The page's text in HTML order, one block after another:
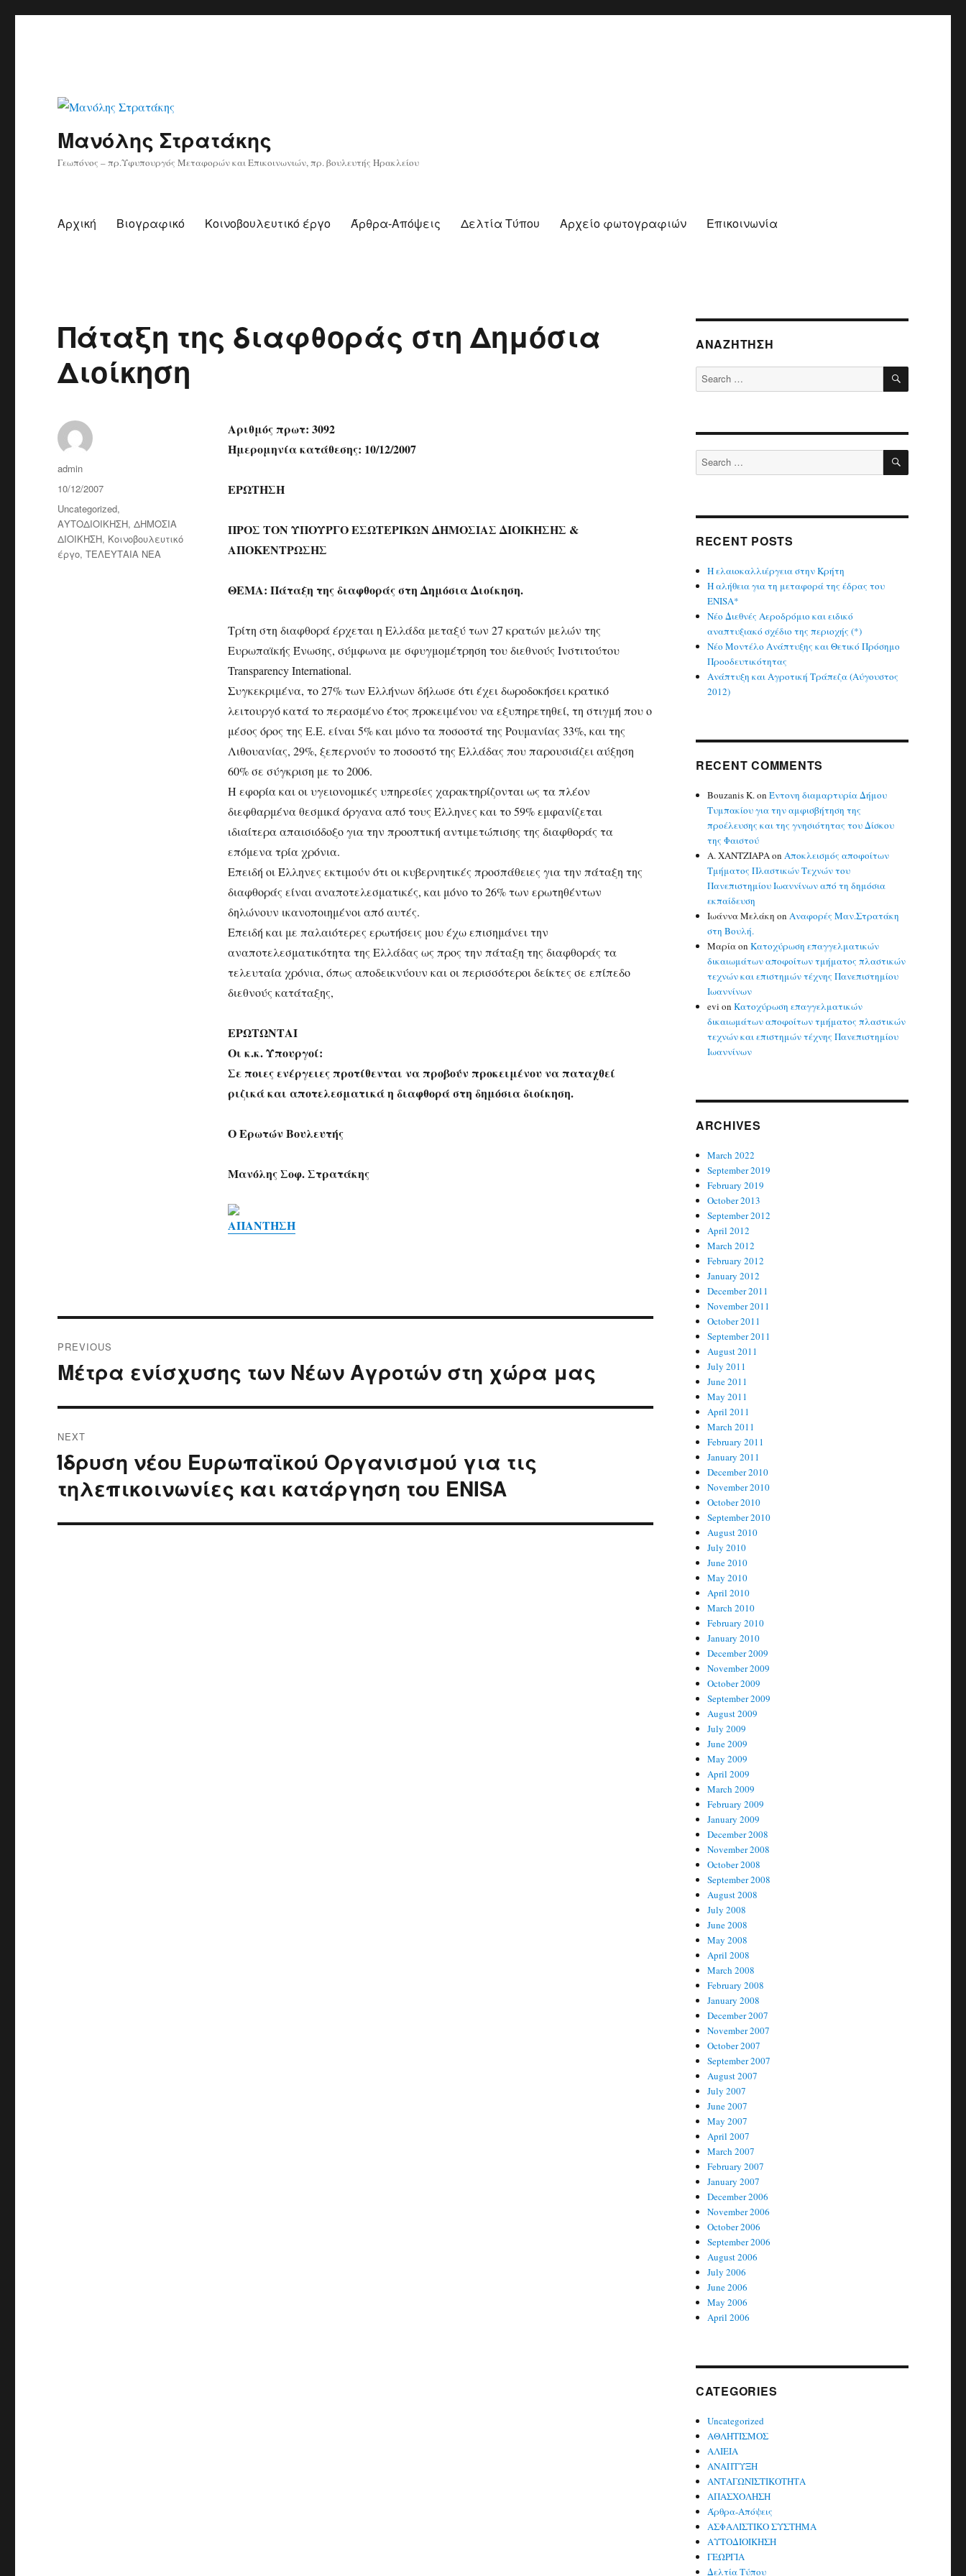
Μανόλης Στρατάκης
Γεωπόνος – πρ.Υφυπουργός Μεταφορών και Επικοινωνιών, πρ. βουλευτής Ηρακλείου
Αρχική Βιογραφικό Κοινοβουλευτικό έργο Άρθρα-Απόψεις Δελτία Τύπου Αρχείο φωτογραφιών Επικοινωνία
Πάταξη της διαφθοράς στη Δημόσια
Διοίκηση
Αριθμός πρωτ: 3092
Ημερομηνία κατάθεσης: 10/12/2007
ΕΡΩΤΗΣΗ
ΠΡΟΣ ΤΟΝ ΥΠΟΥΡΓΟ ΕΣΩΤΕΡΙΚΩΝ ΔΗΜΟΣΙΑΣ ΔΙΟΙΚΗΣΗΣ &
ΑΠΟΚΕΝΤΡΩΣΗΣ
ΘΕΜΑ: Πάταξη της διαφθοράς στη Δημόσια Διοίκηση.
Τρίτη στη διαφθορά έρχεται η Ελλάδα μεταξύ των 27 κρατών μελών της
Ευρωπαϊκής Ένωσης, σύμφωνα με σφυγμομέτρηση του διεθνούς Ινστιτούτου
Transparency International.
Συγκεκριμένα, το 27% των Ελλήνων δήλωσε ότι έχει δωροδοκήσει κρατικό
λειτουργό κατά το περασμένο έτος προκειμένου να εξυπηρετηθεί, τη στιγμή που ο
μέσος όρος της Ε.Ε. είναι 5% και μόνο τα ποσοστά της Ρουμανίας 33%, και της
Λιθουανίας, 29%, ξεπερνούν το ποσοστό της Ελλάδας που παρουσιάζει αύξηση
60% σε σύγκριση με το 2006.
Η εφορία και οι υγειονομικές υπηρεσίες χαρακτηρίζονται ως τα πλέον
διεφθαρμένα θεσμικά όργανα από τους Έλληνες και το 59% εμφανίζεται
ιδιαίτερα απαισιόδοξο για την προοπτική αντιμετώπισης της διαφθοράς τα
επόμενα τρία χρόνια.
Επειδή οι Έλληνες εκτιμούν ότι οι κυβερνητικές προσπάθειες για την πάταξη της
διαφθοράς είναι αναποτελεσματικές, και μόνο το 26% των ερωτηθέντων
δηλώνουν ικανοποιημένοι από αυτές.
Επειδή και με παλαιότερες ερωτήσεις μου έχω επισημάνει την
αναποτελεσματικότητα της Ελλάδας ως προς την πάταξη της διαφθοράς τα
τελευταία χρόνια, όπως αποδεικνύουν και οι περισσότεροι δείκτες σε επίπεδο
διεθνούς κατάταξης,
ΕΡΩΤΩΝΤΑΙ
Οι κ.κ. Υπουργοί:
Σε ποιες ενέργειες προτίθενται να προβούν προκειμένου να παταχθεί
ριζικά και αποτελεσματικά η διαφθορά στη δημόσια διοίκηση.
Ο Ερωτών Βουλευτής
Μανόλης Σοφ. Στρατάκης
ΑΠΑΝΤΗΣΗ
Author
admin
Posted
on
10/12/2007
Categories
Uncategorized,
ΑΥΤΟΔΙΟΙΚΗΣΗ,ΔΗΜΟΣΙΑ
ΔΙΟΙΚΗΣΗ, Κοινοβουλευτικό
έργο,ΤΕΛΕΥΤΑΙΑ ΝΕΑ
navigation
PREVIOUS
Previous
Μέτρα ενίσχυσης των Νέων Αγροτών στη χώρα μας
NEXT
Next
post:
Ίδρυση νέου Ευρωπαϊκού Οργανισμού για τις
τηλεπικοινωνίες και κατάργηση του ENISA
ΑΝΑΖΉΤΗΣΗ
Search
for:
SEARCH
Search
for:
SEARCH
RECENT POSTS
Η ελαιοκαλλιέργεια στην Κρήτη
Η αλήθεια για τη μεταφορά της έδρας του
ENISA*
Νέο Διεθνές Αεροδρόμιο και ειδικό
αναπτυξιακό σχέδιο της περιοχής (*)
Νέο Μοντέλο Ανάπτυξης και Θετικό Πρόσημο
Προοδευτικότητας
Ανάπτυξη και Αγροτική Τράπεζα (Αύγουστος
2012)
RECENT COMMENTS
Bouzanis K.onΈντονη διαμαρτυρία Δήμου
Τυμπακίου για την αμφισβήτηση της
προέλευσης και της γνησιότητας του Δίσκου
της Φαιστού
Α. ΧΑΝΤΖΙΑΡΑonΑποκλεισμός αποφοίτων
Τμήματος Πλαστικών Τεχνών του
Πανεπιστημίου Ιωαννίνων από τη δημόσια
εκπαίδευση
Ιωάννα Μελάκη onΑναφορές Μαν.Στρατάκη
στη Βουλή.
ΜαρίαonΚατοχύρωση επαγγελματικών
δικαιωμάτων αποφοίτων τμήματος πλαστικών
τεχνών και επιστημών τέχνης Πανεπιστημίου
Ιωαννίνων
evi onΚατοχύρωση επαγγελματικών
δικαιωμάτων αποφοίτων τμήματος πλαστικών
τεχνών και επιστημών τέχνης Πανεπιστημίου
Ιωαννίνων
ARCHIVES
March 2022
September 2019
February 2019
October 2013
September 2012
April 2012
March 2012
February 2012
January 2012
December 2011
November 2011
October 2011
September 2011
August 2011
July 2011
June 2011
May 2011
April 2011
March 2011
February 2011
January 2011
December 2010
November 2010
October 2010
September 2010
August 2010
July 2010
June 2010
May 2010
April 2010
March 2010
February 2010
January 2010
December 2009
November 2009
October 2009
September 2009
August 2009
July 2009
June 2009
May 2009
April 2009
March 2009
February 2009
January 2009
December 2008
November 2008
October 2008
September 2008
August 2008
July 2008
June 2008
May 2008
April 2008
March 2008
February 2008
January 2008
December 2007
November 2007
October 2007
September 2007
August 2007
July 2007
June 2007
May 2007
April 2007
March 2007
February 2007
January 2007
December 2006
November 2006
October 2006
September 2006
August 2006
July 2006
June 2006
May 2006
April 2006
CATEGORIES
Uncategorized
ΑΘΛΗΤΙΣΜΟΣ
ΑΛΙΕΙΑ
ΑΝΑΠΤΥΞΗ
ΑΝΤΑΓΩΝΙΣΤΙΚΟΤΗΤΑ
ΑΠΑΣΧΟΛΗΣΗ
Άρθρα-Απόψεις
ΑΣΦΑΛΙΣΤΙΚΟ ΣΥΣΤΗΜΑ
ΑΥΤΟΔΙΟΙΚΗΣΗ
ΓΕΩΡΓΙΑ
Δελτία Τύπου